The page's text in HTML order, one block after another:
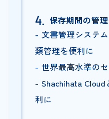
保存期間の管
文書管理システ
類管理を便利に
世界最高水準の
Shachihata
利に